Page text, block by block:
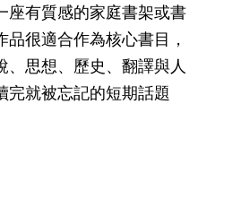
座有質感的家庭書架或書
品很適合作為核心書目，
、思想、歷史、翻譯與人
完就被忘記的短期話題